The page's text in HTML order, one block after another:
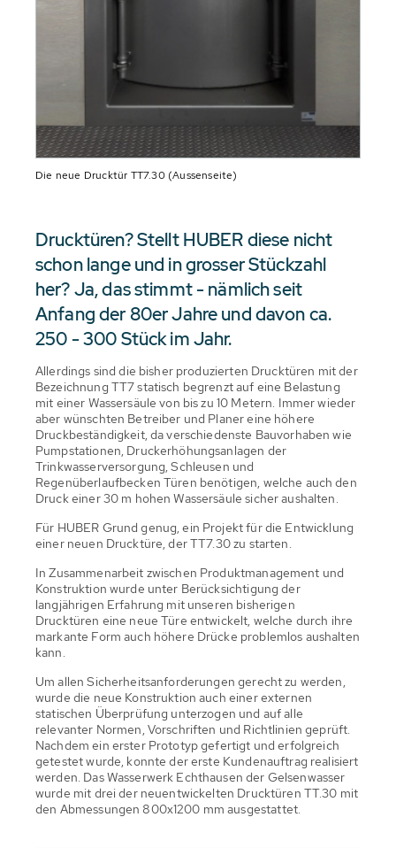
Die neue Drucktür TT7.30 (Aussenseite)
Drucktüren? Stellt HUBER diese nicht
schon lange und in grosser Stückzahl
her? Ja, das stimmt - nämlich seit
Anfang der 80er Jahre und davon ca.
250 - 300 Stück im Jahr.
Allerdings sind die bisher produzierten Drucktüren mit der
Bezeichnung TT7 statisch begrenzt auf eine Belastung
mit einer Wassersäule von bis zu 10 Metern. Immer wieder
aber wünschten Betreiber und Planer eine höhere
Druckbeständigkeit, da verschiedenste Bauvorhaben wie
Pumpstationen, Druckerhöhungsanlagen der
Trinkwasserversorgung, Schleusen und
Regenüberlaufbecken Türen benötigen, welche auch den
Druck einer 30 m hohen Wassersäule sicher aushalten.
Für HUBER Grund genug, ein Projekt für die Entwicklung
einer neuen Drucktüre, der TT7.30 zu starten.
In Zusammenarbeit zwischen Produktmanagement und
Konstruktion wurde unter Berücksichtigung der
langjährigen Erfahrung mit unseren bisherigen
Drucktüren eine neue Türe entwickelt, welche durch ihre
markante Form auch höhere Drücke problemlos aushalten
kann.
Um allen Sicherheitsanforderungen gerecht zu werden,
wurde die neue Konstruktion auch einer externen
statischen Überprüfung unterzogen und auf alle
relevanter Normen, Vorschriften und Richtlinien geprüft.
Nachdem ein erster Prototyp gefertigt und erfolgreich
getestet wurde, konnte der erste Kundenauftrag realisiert
werden. Das Wasserwerk Echthausen der Gelsenwasser
wurde mit drei der neuentwickelten Drucktüren TT.30 mit
den Abmessungen 800x1200 mm ausgestattet.